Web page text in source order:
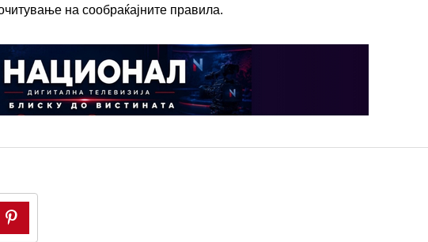
на сообраќајните правила.